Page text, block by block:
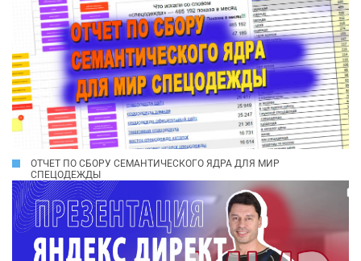
ОТЧЕТ ПО СБОРУ СЕМАНТИЧЕСКОГО ЯДРА ДЛЯ МИР
СПЕЦОДЕЖДЫ